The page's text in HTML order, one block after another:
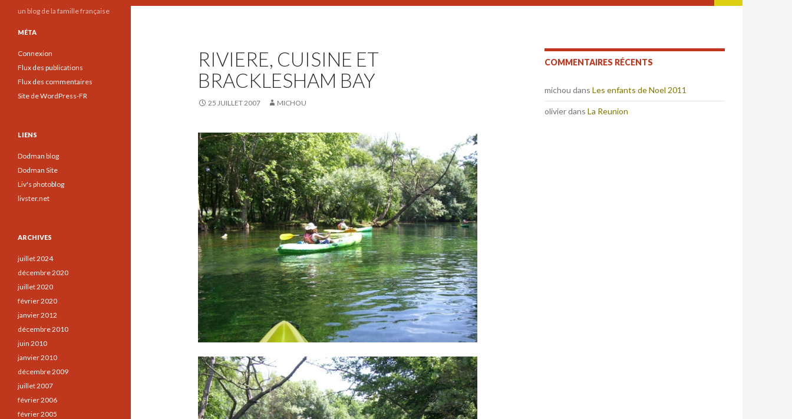
RIVIERE, CUISINE ET
BRACKLESHAM BAY
25 JUILLET 2007 MICHOU
COMMENTAIRES RÉCENTS
michou dans Les enfants de Noel 2011
olivierdans La Reunion
un blog de la famille française
MÉTA
Connexion
Flux des publications
Flux des commentaires
Site de WordPress-FR
LIENS
Dodman blog
Dodman Site
Liv's photoblog
livster.net
ARCHIVES
juillet 2024
décembre 2020
juillet 2020
février 2020
janvier 2012
décembre 2010
juin 2010
janvier 2010
décembre 2009
juillet 2007
février 2006
février 2005